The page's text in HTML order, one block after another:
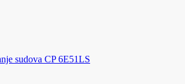
sudova CP 6E51LS